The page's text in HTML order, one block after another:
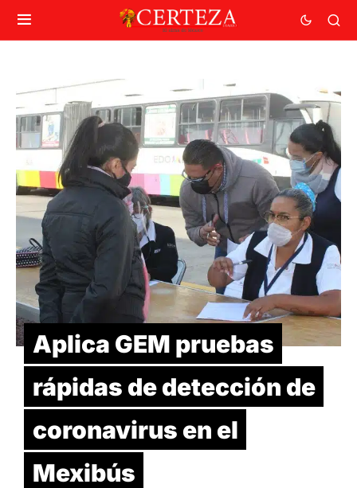
Aplica GEM pruebas
rápidas de detección de
coronavirus en el
Mexibús